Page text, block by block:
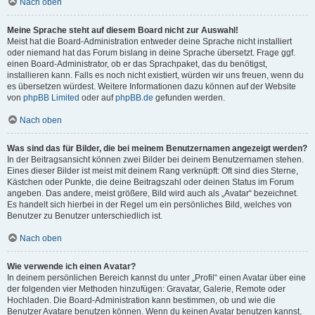
Nach oben
Meine Sprache steht auf diesem Board nicht zur Auswahl!
Meist hat die Board-Administration entweder deine Sprache nicht installiert
oder niemand hat das Forum bislang in deine Sprache übersetzt. Frage ggf.
einen Board-Administrator, ob er das Sprachpaket, das du benötigst,
installieren kann. Falls es noch nicht existiert, würden wir uns freuen, wenn du
es übersetzen würdest. Weitere Informationen dazu können auf der Website
von phpBB Limited oder aufphpBB.de gefunden werden.
Nach oben
Was sind das für Bilder, die bei meinem Benutzernamen angezeigt werden?
In der Beitragsansicht können zwei Bilder bei deinem Benutzernamen stehen.
Eines dieser Bilder ist meist mit deinem Rang verknüpft: Oft sind dies Sterne,
Kästchen oder Punkte, die deine Beitragszahl oder deinen Status im Forum
angeben. Das andere, meist größere, Bild wird auch als „Avatar“ bezeichnet.
Es handelt sich hierbei in der Regel um ein persönliches Bild, welches von
Benutzer zu Benutzer unterschiedlich ist.
Nach oben
Wie verwende ich einen Avatar?
In deinem persönlichen Bereich kannst du unter „Profil“ einen Avatar über eine
der folgenden vier Methoden hinzufügen: Gravatar, Galerie, Remote oder
Hochladen. Die Board-Administration kann bestimmen, ob und wie die
Benutzer Avatare benutzen können. Wenn du keinen Avatar benutzen kannst,